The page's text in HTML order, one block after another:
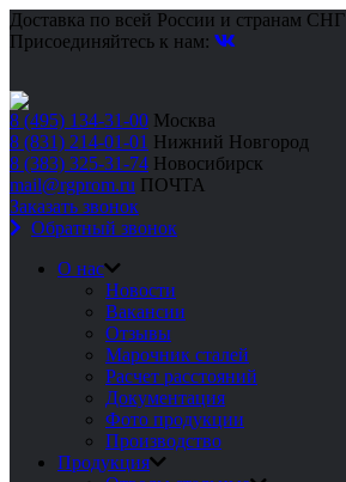
Доставка по всей России и странам СНГ
Присоединяйтесь к нам:
8 (495) 134-31-00 Москва
8 (831) 214-01-01 Нижний Новгород
8 (383) 325-31-74 Новосибирск
mail@rgprom.ru ПОЧТА
Заказать звонок
Обратный звонок
О нас
Новости
Вакансии
Отзывы
Марочник сталей
Расчет расстояний
Документация
Фото продукции
Производство
Продукция